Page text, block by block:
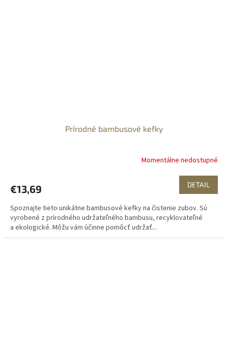
Prírodné bambusové kefky
Momentálne nedostupné
€13,69 DETAIL
Spoznajte tieto unikátne bambusové kefky na čistenie zubov. Sú
vyrobené z prírodného udržateľného bambusu, recyklovateľné
a ekologické. Môžu vám účinne pomôcť udržať...